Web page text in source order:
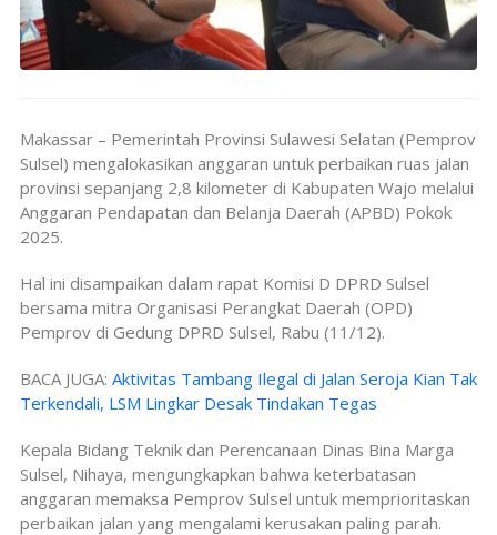
Makassar – Pemerintah Provinsi Sulawesi Selatan (Pemprov
Sulsel) mengalokasikan anggaran untuk perbaikan ruas jalan
provinsi sepanjang 2,8 kilometer di Kabupaten Wajo melalui
Anggaran Pendapatan dan Belanja Daerah (APBD) Pokok
2025.
Hal ini disampaikan dalam rapat Komisi D DPRD Sulsel
bersama mitra Organisasi Perangkat Daerah (OPD)
Pemprov di Gedung DPRD Sulsel, Rabu (11/12).
BACA JUGA: Aktivitas Tambang Ilegal di Jalan Seroja Kian Tak
Terkendali, LSM Lingkar Desak Tindakan Tegas
Kepala Bidang Teknik dan Perencanaan Dinas Bina Marga
Sulsel, Nihaya, mengungkapkan bahwa keterbatasan
anggaran memaksa Pemprov Sulsel untuk memprioritaskan
perbaikan jalan yang mengalami kerusakan paling parah.